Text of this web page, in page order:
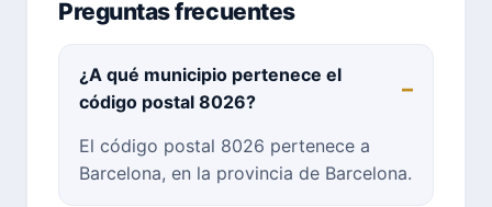
Preguntas frecuentes
¿A qué municipio pertenece el
código postal 8026?
El código postal 8026 pertenece a
Barcelona, en la provincia de Barcelona.